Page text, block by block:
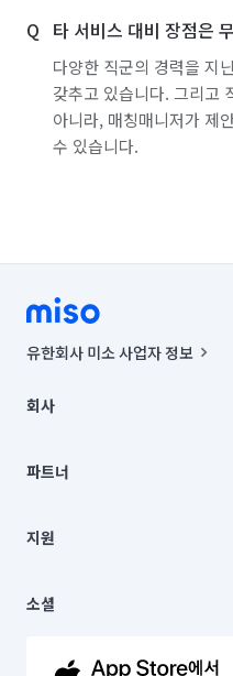
타 서비스 대비 장점은
다양한 직군의 경력을 지
갖추고 있습니다. 그리고
아니라, 매칭매니저가 제
수 있습니다.
유한회사 미소 사업자 정보
00019 |
주소 | 본사: 서울특별시 종로구
컨택센터 : 서울특별시 종로구 수
상품, 상품정보, 거래에 관한 의무
언론 보도 관련 문의:
© 유한회사 미소. Miso, Inc. All
회사
채용
파트너
이사
지원
이용약관
문의하기
소셜
유튜브